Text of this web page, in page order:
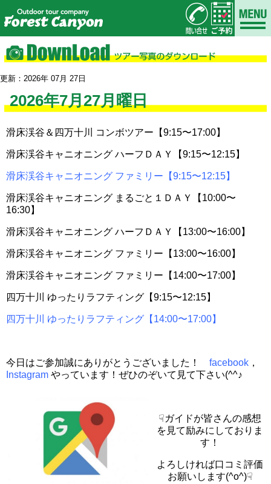
更新：2026年 07月 27日
2026年7月27月曜日
滑床渓谷＆四万十川 コンボツアー【9:15〜17:00】
滑床渓谷キャニオニング ハーフＤＡＹ【9:15〜12:15】
滑床渓谷キャニオニング ファミリー【9:15〜12:15】
滑床渓谷キャニオニング まるごと１ＤＡＹ【10:00〜
16:30】
滑床渓谷キャニオニング ハーフＤＡＹ【13:00〜16:00】
滑床渓谷キャニオニング ファミリー【13:00〜16:00】
滑床渓谷キャニオニング ファミリー【14:00〜17:00】
四万十川 ゆったりラフティング【9:15〜12:15】
四万十川 ゆったりラフティング【14:00〜17:00】
今日はご参加誠にありがとうございました！ facebook ，
Instagram やっています！ぜひのぞいて見て下さい(^^♪
☟ガイドが皆さんの感想
を見て励みにしておりま
す！
よろしければ口コミ評価
お願いします(^o^)☟